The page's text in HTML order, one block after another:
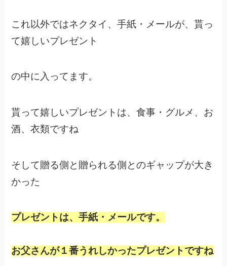
これ以外ではネクタイ、手紙・メールが、貰っ
て嬉しいプレゼント
の中に入ってます。
貰って嬉しいプレゼントは、食事・グルメ、お
酒、衣類ですね
そして贈る側と贈られる側とのギャップが大き
かった
プレゼントは、手紙・メールです。
お父さんが１番うれしかったプレゼントですね